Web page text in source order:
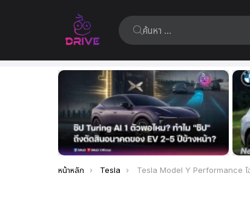
ค้นหา:
เรื่อง
ล่าสุด
คุณอยู่ที่นี่:
หน้าหลัก Tesla Tesla Model Y Performance โฉมใหม่วิ่งทดสอบที่สนาม